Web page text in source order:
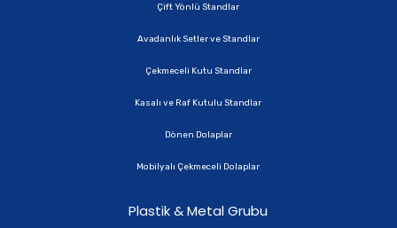
Çift Yönlü Standlar
Avadanlık Setler ve Standlar
Çekmeceli Kutu Standlar
Kasalı ve Raf Kutulu Standlar
Dönen Dolaplar
Mobilyalı Çekmeceli Dolaplar
Plastik & Metal Grubu